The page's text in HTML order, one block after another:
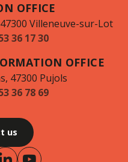
OFFICE
Villeneuve-sur-Lot
36 17 30
OFFICE
47300 Pujols
36 78 69
us